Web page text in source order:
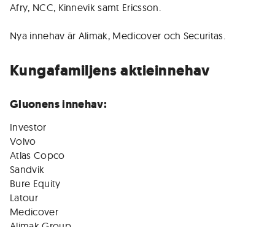
Afry, NCC, Kinnevik samt Ericsson.
Nya innehav är Alimak, Medicover och Securitas.
Kungafamiljens aktieinnehav
Gluonens innehav:
Investor
Volvo
Atlas Copco
Sandvik
Bure Equity
Latour
Medicover